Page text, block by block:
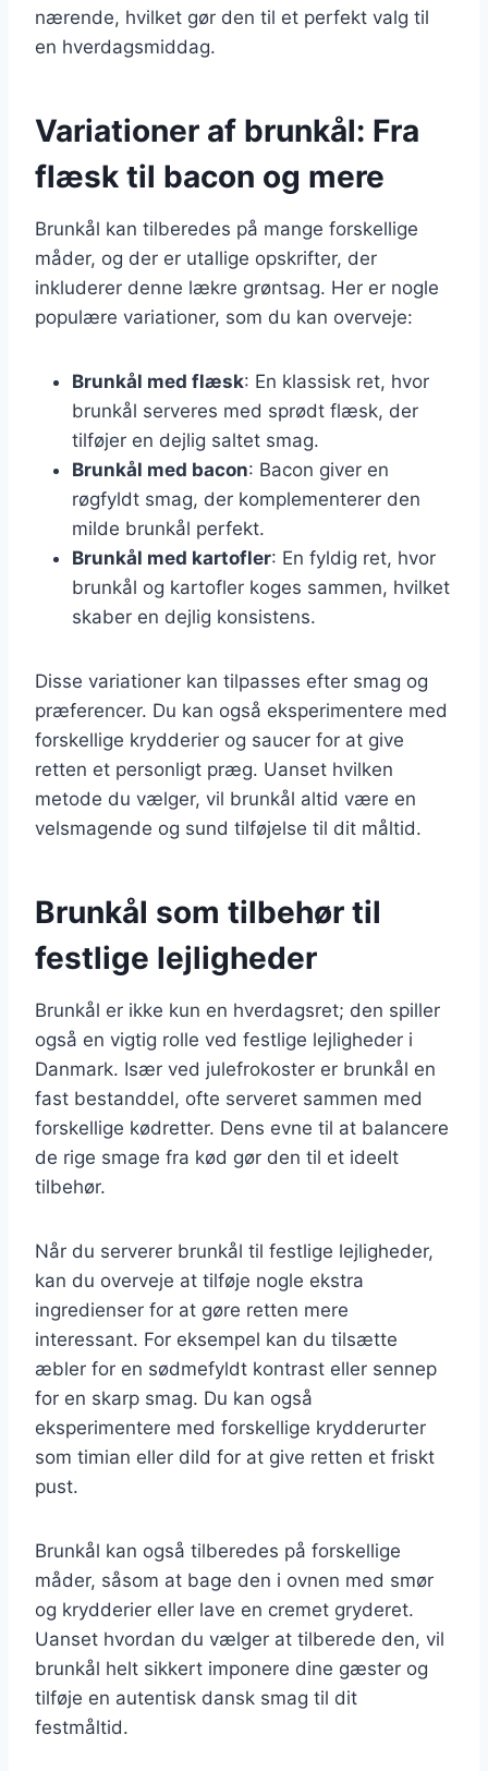
nærende, hvilket gør den til et perfekt valg til
en hverdagsmiddag.
Variationer af brunkål: Fra
flæsk til bacon og mere
Brunkål kan tilberedes på mange forskellige
måder, og der er utallige opskrifter, der
inkluderer denne lækre grøntsag. Her er nogle
populære variationer, som du kan overveje:
Brunkål med flæsk: En klassisk ret, hvor
brunkål serveres med sprødt flæsk, der
tilføjer en dejlig saltet smag.
Brunkål med bacon: Bacon giver en
røgfyldt smag, der komplementerer den
milde brunkål perfekt.
Brunkål med kartofler: En fyldig ret, hvor
brunkål og kartofler koges sammen, hvilket
skaber en dejlig konsistens.
Disse variationer kan tilpasses efter smag og
præferencer. Du kan også eksperimentere med
forskellige krydderier og saucer for at give
retten et personligt præg. Uanset hvilken
metode du vælger, vil brunkål altid være en
velsmagende og sund tilføjelse til dit måltid.
Brunkål som tilbehør til
festlige lejligheder
Brunkål er ikke kun en hverdagsret; den spiller
også en vigtig rolle ved festlige lejligheder i
Danmark. Især ved julefrokoster er brunkål en
fast bestanddel, ofte serveret sammen med
forskellige kødretter. Dens evne til at balancere
de rige smage fra kød gør den til et ideelt
tilbehør.
Når du serverer brunkål til festlige lejligheder,
kan du overveje at tilføje nogle ekstra
ingredienser for at gøre retten mere
interessant. For eksempel kan du tilsætte
æbler for en sødmefyldt kontrast eller sennep
for en skarp smag. Du kan også
eksperimentere med forskellige krydderurter
som timian eller dild for at give retten et friskt
pust.
Brunkål kan også tilberedes på forskellige
måder, såsom at bage den i ovnen med smør
og krydderier eller lave en cremet gryderet.
Uanset hvordan du vælger at tilberede den, vil
brunkål helt sikkert imponere dine gæster og
tilføje en autentisk dansk smag til dit
festmåltid.